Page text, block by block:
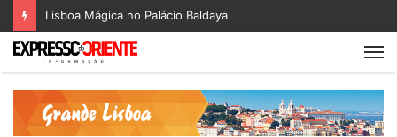
Lisboa Mágica no Palácio Baldaya